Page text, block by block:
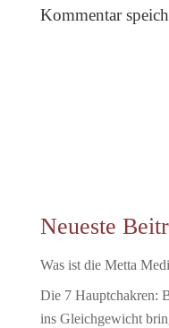
Kommentar
Neueste
Was ist die Metta
Die 7 Hauptchakren:
ins Gleichgewicht